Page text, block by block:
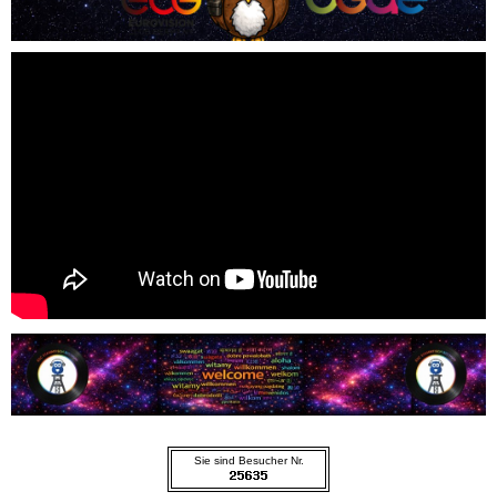
Sie sind Besucher Nr.